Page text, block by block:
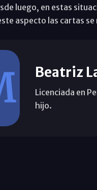
luego, en estas
aspecto las cartas
Beatriz
Licenciada en
hijo.